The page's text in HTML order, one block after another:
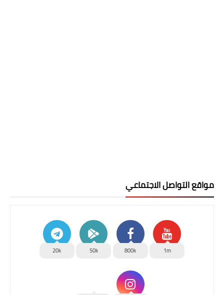
مواقع التواصل الاجتماعي
1m
800k
50k
20k